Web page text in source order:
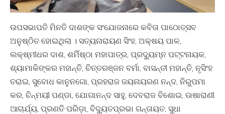
ଉପସଭାପତି ମିନତି ଦାଶଙ୍କ ସଂଯୋଜନାରେ କବିତା ପାଠୋତ୍ସବ
ଅନୁଷ୍ଠିତ ହୋଇଥିଲା । ସତ୍ୟନାରାୟଣ ସିଂହ, ଅକ୍ଷୟ ପାଳ,
ଲକ୍ଷ୍ମୀଧର ଦାଶ, ଶର୍ମିଷ୍ଠା ମହାପାତ୍ର, ପ୍ରଦ୍ୟୁମ୍ନ ପଟ୍ଟନାୟକ,
ଶ୍ୟାମାକିଙ୍କର ମହାନ୍ତି, ଚିତ୍ତରଞ୍ଜନ ବର୍ମା, ବାସନ୍ତୀ ମହାନ୍ତି, ନୃସିଂହ
ତରାଇ, ସୁବୋଧ କାନୁନଗୋ, ପ୍ରହରାଜ ଜୟନାୟରଣ ନନ୍ଦ, ନିରୁପମା
କର, ଚିନ୍ମୟୀ ପଣ୍ଡା, ଯୋଗାନନ୍ଦ ସାହୁ, ଦେବରାଜ ବିଶୋଇ, ଊଷାରାଣୀ
ଆଚାର୍ଯ୍ୟ, ପ୍ରଣତି ପରିଡ଼ା, ବିଦ୍ୟୁତପ୍ରଭା ଗନ୍ତାୟତ, ସୁଧା